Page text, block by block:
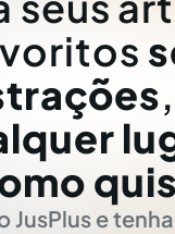
JusPlus e